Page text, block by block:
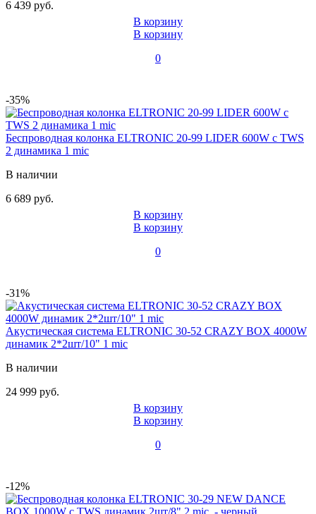
6 439 руб.
В корзину
В корзину
0
-35%
Беспроводная колонка ELTRONIC 20-99 LIDER 600W с TWS
2 динамика 1 mic
В наличии
6 689 руб.
В корзину
В корзину
0
-31%
Акустическая система ELTRONIC 30-52 CRAZY BOX 4000W
динамик 2*2шт/10" 1 mic
В наличии
24 999 руб.
В корзину
В корзину
0
-12%